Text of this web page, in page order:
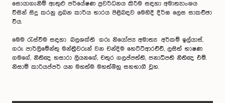
සොයාගැනීම් ඇතුළු පර්යේෂණ ප්‍රවර්ධනය කිරීම සඳහා අමාත්‍යාංශය
විසින් සිදු කරනු ලබන කාර්ය භාරය පිළිබඳව මෙහිදී දීර්ඝ ලෙස සාකච්ඡා
විය.
මෙම රැස්වීම සඳහා බලශක්ති ගරු නියෝජ්‍ය අමාත්‍ය අර්කම් ඉල්යාස්,
ගරු පාර්ලිමේන්තු මන්ත්‍රීවරුන් වන චන්දිම හෙට්ටිආරච්චි, ලසිත් භාෂණ
ගමගේ, නීතිඥ හසාරා ලියනගේ, චතුර ගලප්පත්ති, ජනාධිපති නීතිඥ එම්.
නිසාම් කාරියප්පර් යන මහත්ම මහත්මීහු සහභාගී වූහ.